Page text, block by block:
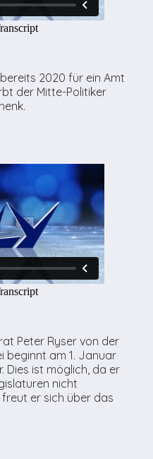
2020 für ein Amt
der Mitte-Politiker
Peter Ryser von der
beginnt am 1. Januar
Dies ist möglich, da er
nicht
er sich über das